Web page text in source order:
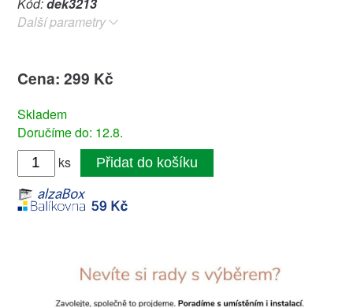
Další parametry
Cena: 299 Kč
Skladem
Doručíme do: 12.8.
ks
Přidat do košíku